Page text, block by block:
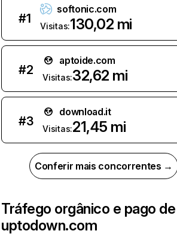
#1
softonic.com
Visitas:130,02 mi
#2
aptoide.com
Visitas:32,62 mi
#3
download.it
Visitas:21,45 mi
Conferir mais concorrentes →
Tráfego orgânico e pago de
uptodown.com